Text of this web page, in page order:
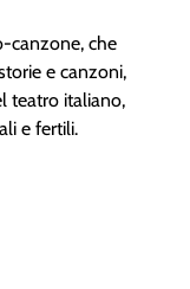
canzone, che
e canzoni,
teatro italiano,
e fertili.